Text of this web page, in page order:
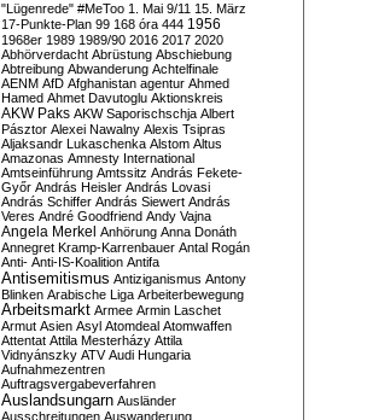
"Lügenrede" #MeToo 1. Mai 9/11 15. März
17-Punkte-Plan 99 168 óra 444 1956
1968er 1989 1989/90 2016 2017 2020
Abhörverdacht Abrüstung Abschiebung
Abtreibung Abwanderung Achtelfinale
AENM AfD Afghanistan agentur Ahmed
Hamed Ahmet Davutoglu Aktionskreis
AKW Paks AKW Saporischschja Albert
Pásztor Alexei Nawalny Alexis Tsipras
Aljaksandr Lukaschenka Alstom Altus
Amazonas Amnesty International
Amtseinführung Amtssitz András Fekete-
Győr András Heisler András Lovasi
András Schiffer András Siewert András
Veres André Goodfriend Andy Vajna
Angela Merkel Anhörung Anna Donáth
Annegret Kramp-Karrenbauer Antal Rogán
Anti- Anti-IS-Koalition Antifa
Antisemitismus Antiziganismus Antony
Blinken Arabische Liga Arbeiterbewegung
Arbeitsmarkt Armee Armin Laschet
Armut Asien Asyl Atomdeal Atomwaffen
Attentat Attila Mesterházy Attila
Vidnyánszky ATV Audi Hungaria
Aufnahmezentren
Auftragsvergabeverfahren
Auslandsungarn Ausländer
Ausschreitungen Auswanderung